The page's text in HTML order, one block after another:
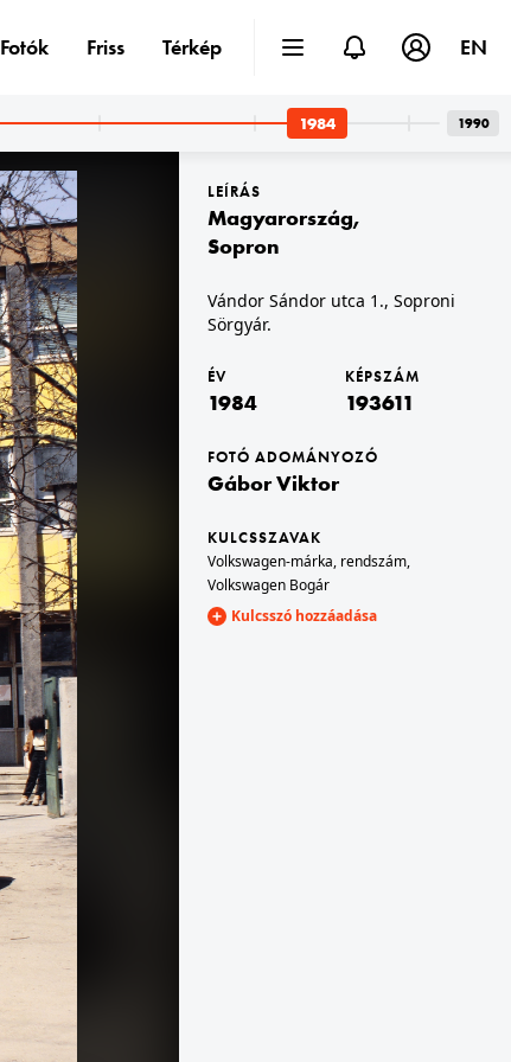
1984
1984
"Kondor Béla kiállítás"
1984
"Kisfaludy-Stróbl Zsigmond kiállítás"
LEÍRÁS
Magyarország,
Sopron
Vándor Sándor utca 1., Soproni
Sörgyár.
ÉV
1984
KÉPSZÁM
193611
FOTÓ ADOMÁNYOZÓ
Gábor Viktor
KULCSSZAVAK
Volkswagen-márka, rendszám,
Volkswagen Bogár
Kulcsszó hozzáadása
Fotók Friss Térkép EN
1990
1984